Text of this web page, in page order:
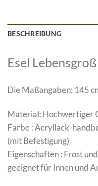
BESCHREIBUNG
Esel Lebensgroß
Die Maßangaben; 145
Material: Hochwertiger
Farbe : Acryllack-
(mit Befestigung)
Eigenschaften : Frost
geeignet für Innen und